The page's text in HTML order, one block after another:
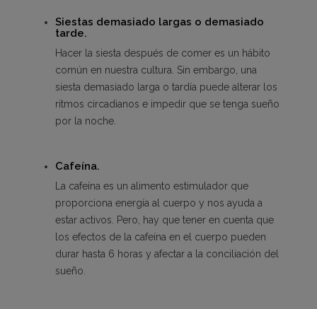
Siestas demasiado largas o demasiado
tarde.
Hacer la siesta después de comer es un hábito
común en nuestra cultura. Sin embargo, una
siesta demasiado larga o tardía puede alterar los
ritmos circadianos e impedir que se tenga sueño
por la noche.
Cafeína.
La cafeína es un alimento estimulador que
proporciona energía al cuerpo y nos ayuda a
estar activos. Pero, hay que tener en cuenta que
los efectos de la cafeína en el cuerpo pueden
durar hasta 6 horas y afectar a la conciliación del
sueño.